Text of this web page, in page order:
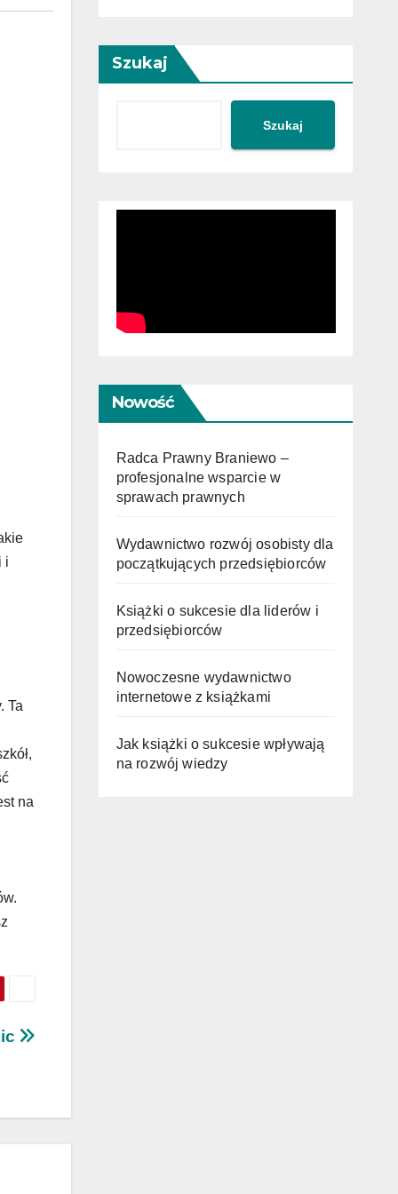
i
Ta
na
Szukaj
Szukaj
Nowość
Radca Prawny Braniewo –
profesjonalne wsparcie w
sprawach prawnych
Wydawnictwo rozwój osobisty dla
początkujących przedsiębiorców
Książki o sukcesie dla liderów i
przedsiębiorców
Nowoczesne wydawnictwo
internetowe z książkami
Jak książki o sukcesie wpływają
na rozwój wiedzy